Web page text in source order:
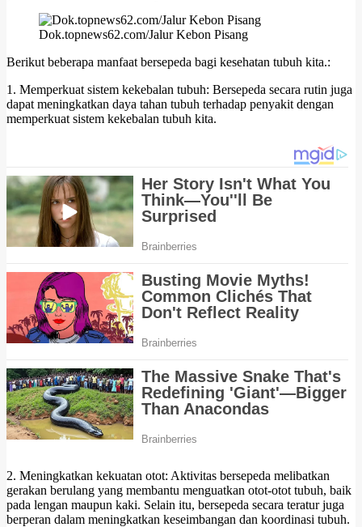
Dok.topnews62.com/Jalur Kebon Pisang
Berikut beberapa manfaat bersepeda bagi kesehatan tubuh kita.:
1. Memperkuat sistem kekebalan tubuh: Bersepeda secara rutin juga
dapat meningkatkan daya tahan tubuh terhadap penyakit dengan
memperkuat sistem kekebalan tubuh kita.
2. Meningkatkan kekuatan otot: Aktivitas bersepeda melibatkan
gerakan berulang yang membantu menguatkan otot-otot tubuh, baik
pada lengan maupun kaki. Selain itu, bersepeda secara teratur juga
berperan dalam meningkatkan keseimbangan dan koordinasi tubuh.